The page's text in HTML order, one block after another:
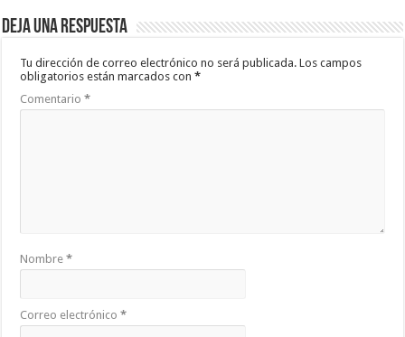
Deja una respuesta
Tu dirección de correo electrónico no será publicada. Los campos
obligatorios están marcados con*
Comentario*
Nombre*
Correo electrónico*